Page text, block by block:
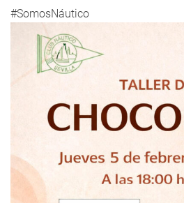
#SomosNáutico